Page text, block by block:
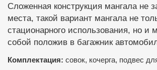
Сложенная конструкция мангала не
места, такой вариант мангала не
стационарного использования, но и
собой положив в багажник
Комплектация: совок, кочерга, подвес